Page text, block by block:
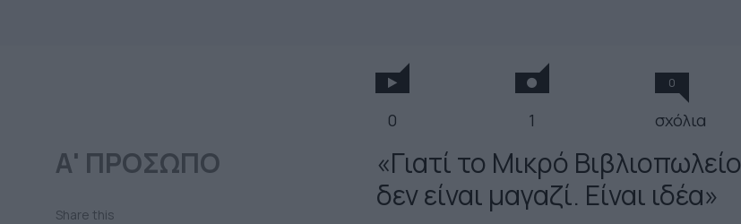
0 1
0
σχόλια
Α' ΠΡΟΣΩΠΟ
Share this
«Γιατί το Μικρό Βιβλιοπωλείο
δεν είναι μαγαζί. Είναι ιδέα»